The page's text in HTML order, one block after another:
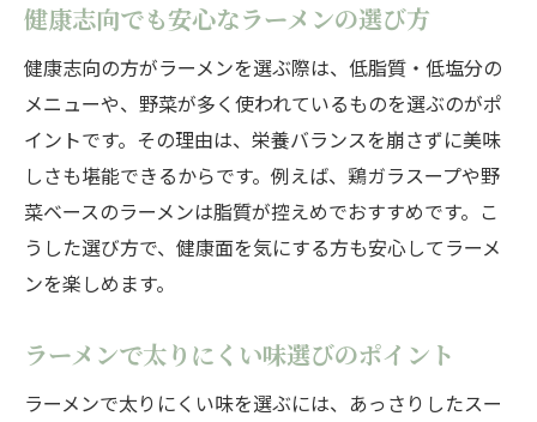
健康志向でも安心なラーメンの選び方
健康志向の方がラーメンを選ぶ際は、低脂質・低塩分の
メニューや、野菜が多く使われているものを選ぶのがポ
イントです。その理由は、栄養バランスを崩さずに美味
しさも堪能できるからです。例えば、鶏ガラスープや野
菜ベースのラーメンは脂質が控えめでおすすめです。こ
うした選び方で、健康面を気にする方も安心してラーメ
ンを楽しめます。
ラーメンで太りにくい味選びのポイント
ラーメンで太りにくい味を選ぶには、あっさりしたスー